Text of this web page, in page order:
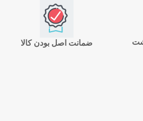
ضمانت اصل بودن کالا